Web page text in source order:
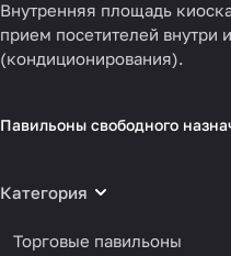
Внутренняя площадь
прием посетителей внутри
(кондиционирования).
Павильоны свободного
Категория
Торговые павильоны